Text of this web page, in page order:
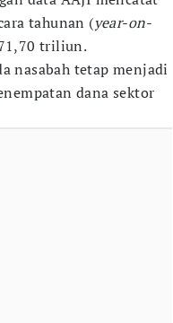
tahunan (year-on-
triliun.
nasabah tetap menjadi
dana sektor